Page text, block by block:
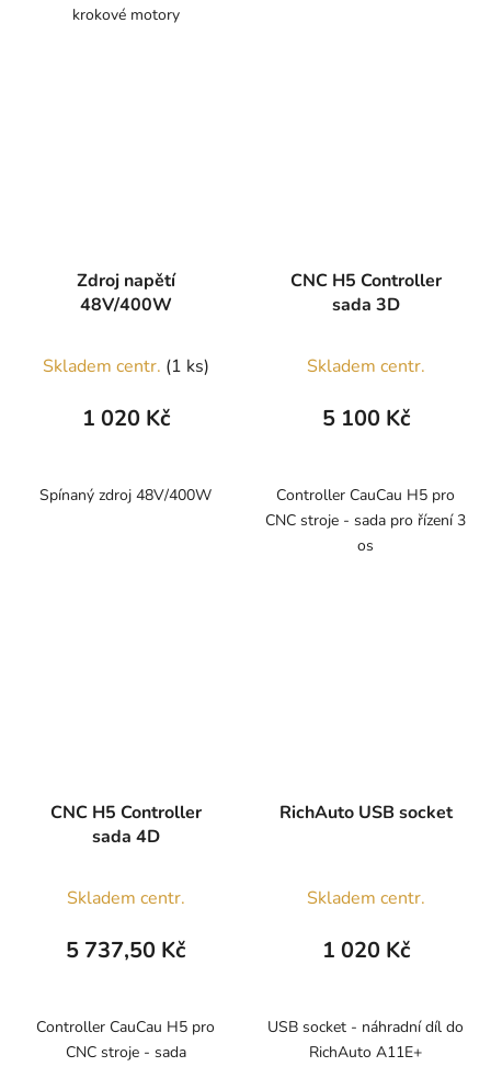
krokové motory
Zdroj napětí
48V/400W
Skladem centr. (1 ks)
1 020 Kč
Spínaný zdroj 48V/400W
CNC H5 Controller
sada 3D
Skladem centr.
5 100 Kč
Controller CauCau H5 pro
CNC stroje - sada pro řízení 3
os
CNC H5 Controller
sada 4D
Skladem centr.
5 737,50 Kč
Controller CauCau H5 pro
CNC stroje - sada
RichAuto USB socket
Skladem centr.
1 020 Kč
USB socket - náhradní díl do
RichAuto A11E+